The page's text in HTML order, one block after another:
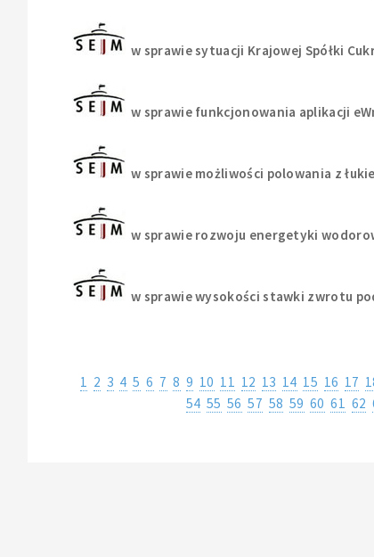
w sprawie sytuacji Krajowej Spółki
w sprawie funkcjonowania aplikacji
w sprawie możliwości polowania z
w sprawie rozwoju energetyki
w sprawie wysokości stawki zwrotu
1 2 3 4 5 6 7 8 9 10 11 12 13 14 15 16 17
54 55 56 57 58 59 60 61 62